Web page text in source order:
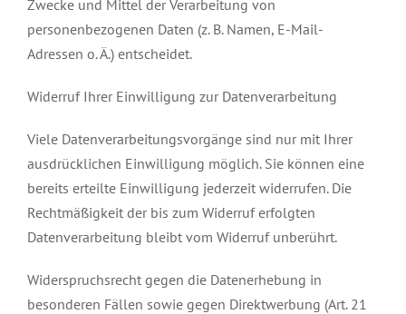
Zwecke und Mittel der Verarbeitung von
personenbezogenen Daten (z. B. Namen, E-Mail-
Adressen o. Ä.) entscheidet.
Widerruf Ihrer Einwilligung zur Datenverarbeitung
Viele Datenverarbeitungsvorgänge sind nur mit Ihrer
ausdrücklichen Einwilligung möglich. Sie können eine
bereits erteilte Einwilligung jederzeit widerrufen. Die
Rechtmäßigkeit der bis zum Widerruf erfolgten
Datenverarbeitung bleibt vom Widerruf unberührt.
Widerspruchsrecht gegen die Datenerhebung in
besonderen Fällen sowie gegen Direktwerbung (Art. 21